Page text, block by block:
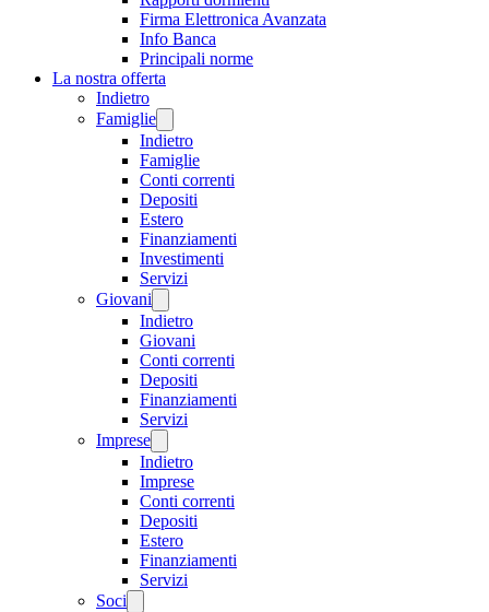
Firma Elettronica Avanzata
Info Banca
Principali norme
La nostra offerta
Indietro
Famiglie
Indietro
Famiglie
Conti correnti
Depositi
Estero
Finanziamenti
Investimenti
Servizi
Giovani
Indietro
Giovani
Conti correnti
Depositi
Finanziamenti
Servizi
Imprese
Indietro
Imprese
Conti correnti
Depositi
Estero
Finanziamenti
Servizi
Soci